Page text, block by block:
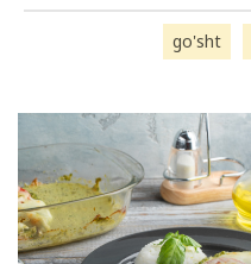
go'sht